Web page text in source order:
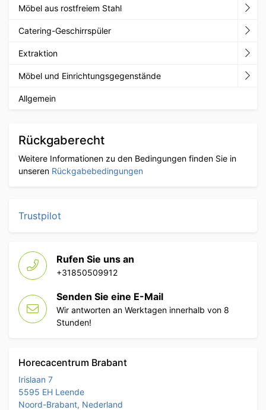
Möbel aus rostfreiem Stahl
Catering-Geschirrspüler
Extraktion
Möbel und Einrichtungsgegenstände
Allgemein
Rückgaberecht
Weitere Informationen zu den Bedingungen finden Sie in
unseren Rückgabebedingungen
Trustpilot
Rufen Sie uns an
+31850509912
Senden Sie eine E-Mail
Wir antworten an Werktagen innerhalb von 8
Stunden!
Horecacentrum Brabant
Irislaan 7
5595 EH Leende
Noord-Brabant, Nederland